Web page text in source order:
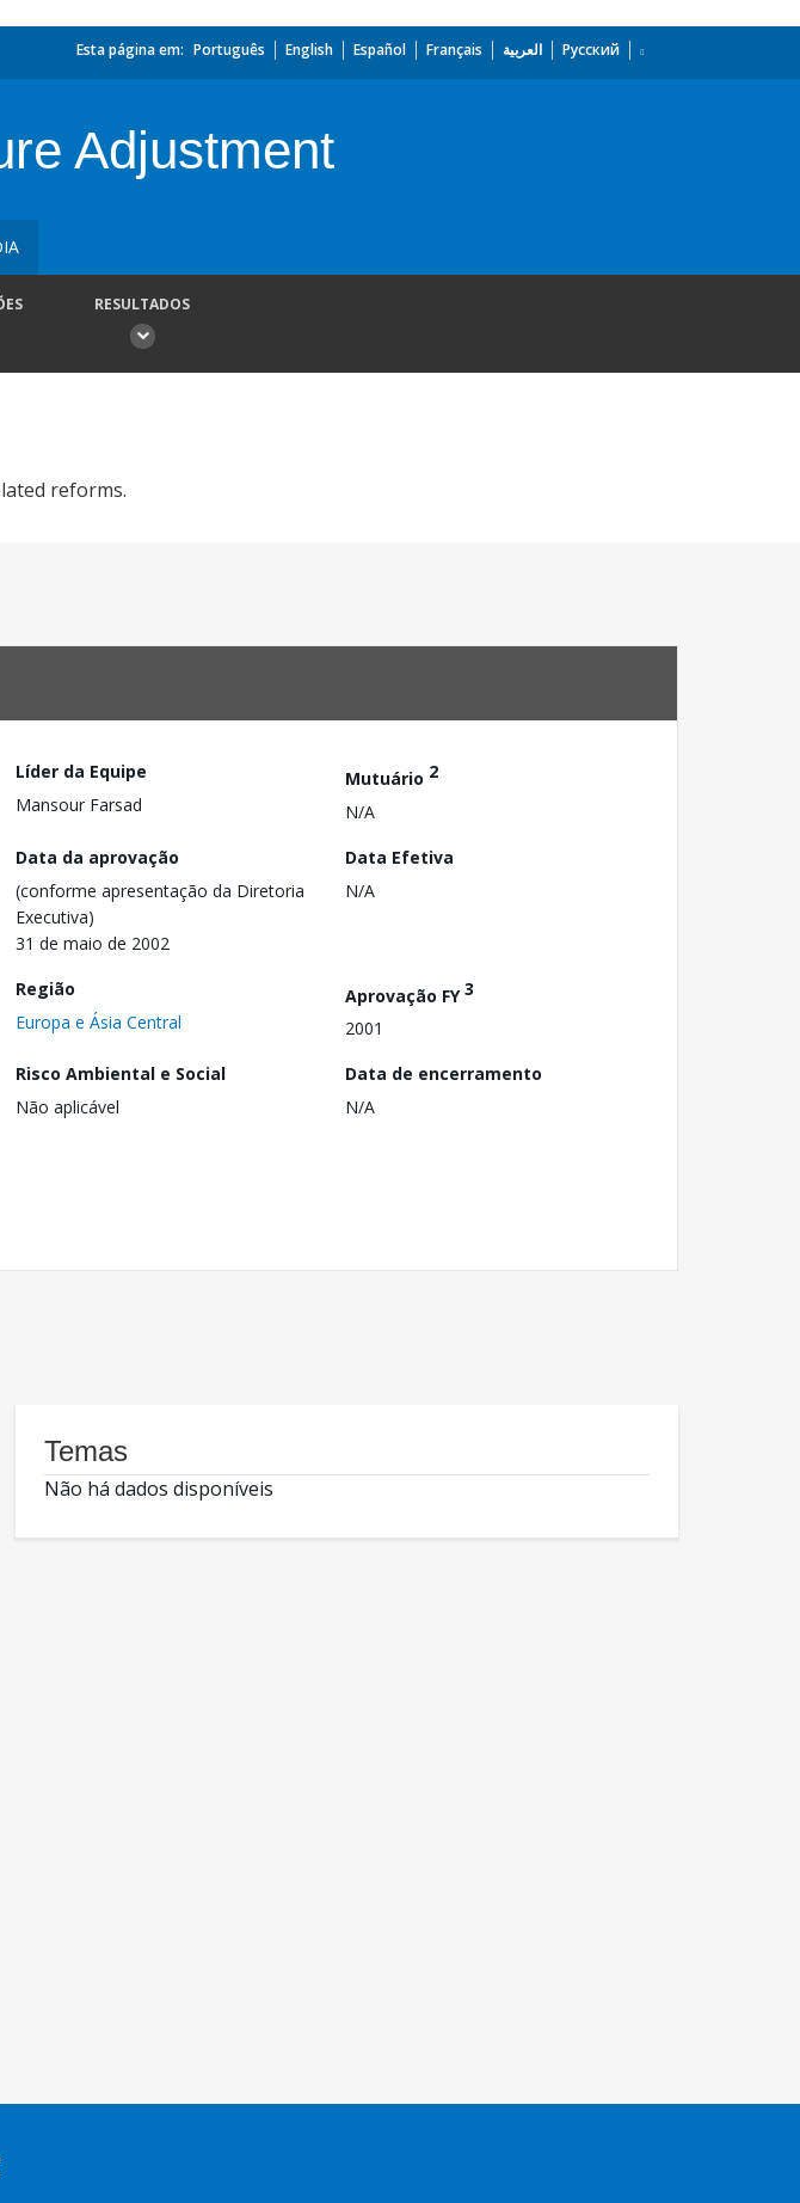
Esta página em: Português English Español Français العربية Русский
Adjustment
RESULTADOS
reforms.
Líder da Equipe
Mansour Farsad
Mutuário 2
N/A
Data da aprovação
(conforme apresentação da Diretoria
Executiva)
31 de maio de 2002
Data Efetiva
N/A
Região
Europa e Ásia Central
Aprovação FY3
2001
Risco Ambiental e Social
Não aplicável
Data de encerramento
N/A
Temas
Não há dados disponíveis